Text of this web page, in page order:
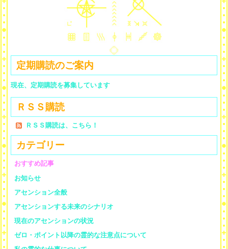
定期購読のご案内
現在、定期購読を募集しています
ＲＳＳ購読
ＲＳＳ購読は、こちら！
カテゴリー
おすすめ記事
お知らせ
アセンション全般
アセンションする未来のシナリオ
現在のアセンションの状況
ゼロ・ポイント以降の霊的な注意点について